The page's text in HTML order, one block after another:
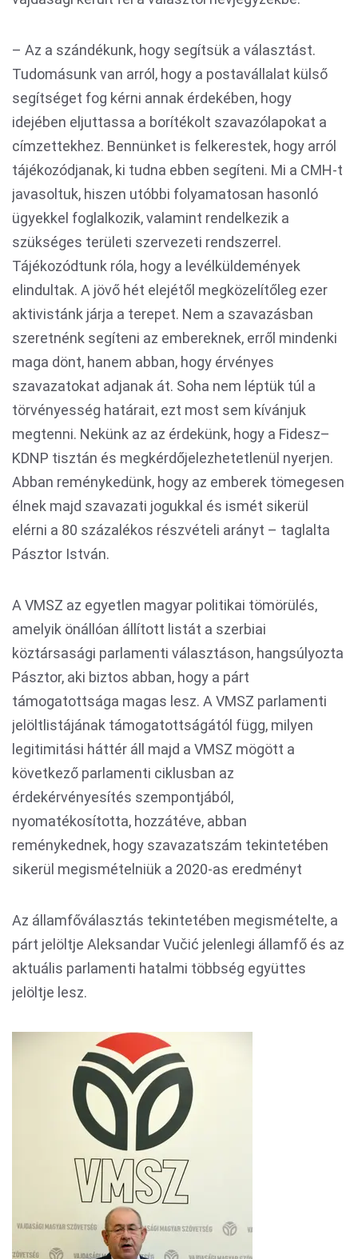
– Az a szándékunk, hogy segítsük a választást.
Tudomásunk van arról, hogy a postavállalat külső
segítséget fog kérni annak érdekében, hogy
idejében eljuttassa a borítékolt szavazólapokat a
címzettekhez. Bennünket is felkerestek, hogy arról
tájékozódjanak, ki tudna ebben segíteni. Mi a CMH-t
javasoltuk, hiszen utóbbi folyamatosan hasonló
ügyekkel foglalkozik, valamint rendelkezik a
szükséges területi szervezeti rendszerrel.
Tájékozódtunk róla, hogy a levélküldemények
elindultak. A jövő hét elejétől megközelítőleg ezer
aktivistánk járja a terepet. Nem a szavazásban
szeretnénk segíteni az embereknek, erről mindenki
maga dönt, hanem abban, hogy érvényes
szavazatokat adjanak át. Soha nem léptük túl a
törvényesség határait, ezt most sem kívánjuk
megtenni. Nekünk az az érdekünk, hogy a Fidesz–
KDNP tisztán és megkérdőjelezhetetlenül nyerjen.
Abban reménykedünk, hogy az emberek tömegesen
élnek majd szavazati jogukkal és ismét sikerül
elérni a 80 százalékos részvételi arányt – taglalta
Pásztor István.
A VMSZ az egyetlen magyar politikai tömörülés,
amelyik önállóan állított listát a szerbiai
köztársasági parlamenti választáson, hangsúlyozta
Pásztor, aki biztos abban, hogy a párt
támogatottsága magas lesz. A VMSZ parlamenti
jelöltlistájának támogatottságától függ, milyen
legitimitási háttér áll majd a VMSZ mögött a
következő parlamenti ciklusban az
érdekérvényesítés szempontjából,
nyomatékosította, hozzátéve, abban
reménykednek, hogy szavazatszám tekintetében
sikerül megismételniük a 2020-as eredményt
Az államfőválasztás tekintetében megismételte, a
párt jelöltje Aleksandar Vučić jelenlegi államfő és az
aktuális parlamenti hatalmi többség együttes
jelöltje lesz.